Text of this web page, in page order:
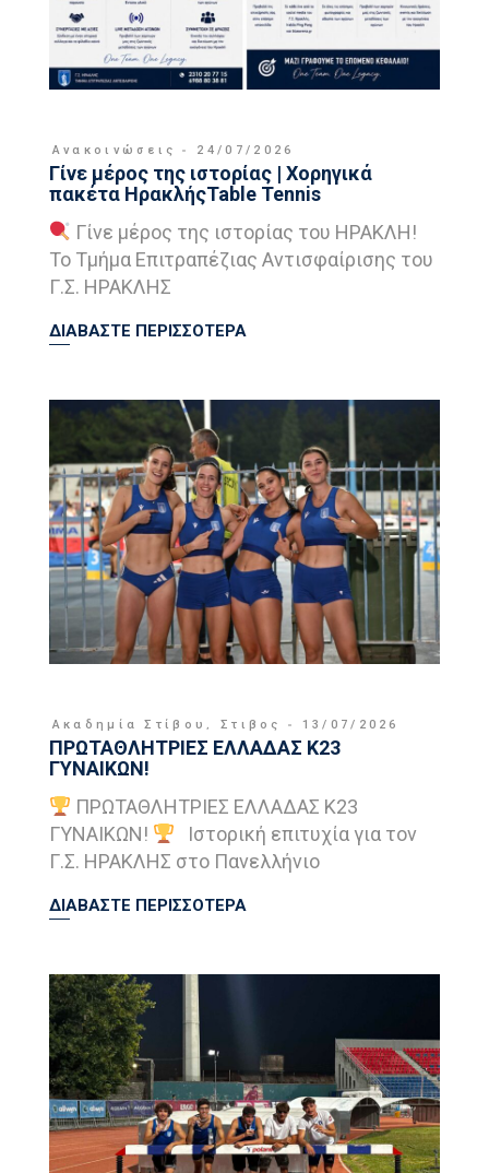
Ανακοινώσεις 24/07/2026
Γίνε μέρος της ιστορίας | Χορηγικά
πακέτα ΗρακλήςTable Tennis
Γίνε μέρος της ιστορίας του ΗΡΑΚΛΗ!
Το Τμήμα Επιτραπέζιας Αντισφαίρισης του
Γ.Σ. ΗΡΑΚΛΗΣ
ΔΙΑΒΑΣΤΕ ΠΕΡΙΣΣΟΤΕΡΑ
Ακαδημία Στίβου , Στιβος 13/07/2026
ΠΡΩΤΑΘΛΗΤΡΙΕΣ ΕΛΛΑΔΑΣ Κ23
ΓΥΝΑΙΚΩΝ!
ΠΡΩΤΑΘΛΗΤΡΙΕΣ ΕΛΛΑΔΑΣ Κ23
ΓΥΝΑΙΚΩΝ!
Ιστορική επιτυχία για τον
Γ.Σ. ΗΡΑΚΛΗΣ στο Πανελλήνιο
ΔΙΑΒΑΣΤΕ ΠΕΡΙΣΣΟΤΕΡΑ